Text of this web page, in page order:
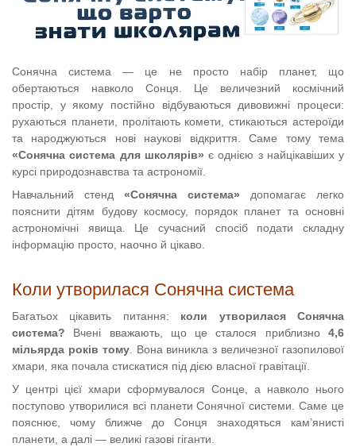
Сонячна система — це не просто набір планет, що
обертаються навколо Сонця. Це величезний космічний
простір, у якому постійно відбуваються дивовижні процеси:
рухаються планети, пролітають комети, стикаються астероїди
та народжуються нові наукові відкриття. Саме тому тема
«Сонячна система для школярів» є однією з найцікавіших у
курсі природознавства та астрономії.
Навчальний стенд «Сонячна система» допомагає легко
пояснити дітям будову космосу, порядок планет та основні
астрономічні явища. Це сучасний спосіб подати складну
інформацію просто, наочно й цікаво.
Коли утворилася Сонячна система
Багатьох цікавить питання: коли утворилася Сонячна
система? Вчені вважають, що це сталося приблизно 4,6
мільярда років тому. Вона виникла з величезної газопилової
хмари, яка почала стискатися під дією власної гравітації.
У центрі цієї хмари сформувалося Сонце, а навколо нього
поступово утворилися всі планети Сонячної системи. Саме це
пояснює, чому ближче до Сонця знаходяться кам’янисті
планети, а далі — великі газові гіганти.